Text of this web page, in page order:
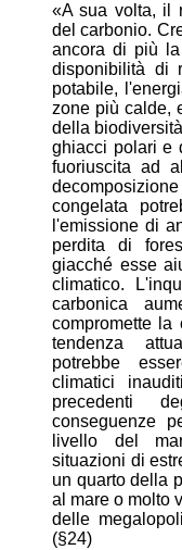
«A sua volta, il
del carbonio.
ancora di più
disponibilità di
potabile,
zone più calde,
della
ghiacci polari e
fuoriuscita ad
congelata
l'emissione di
perdita di
giacché esse
climatico.
carbonica
compromette la
tendenza
potrebbe
climatici
precedenti
conseguenze
livello del
situazioni di
un quarto della
al mare o molto
delle
(§24)